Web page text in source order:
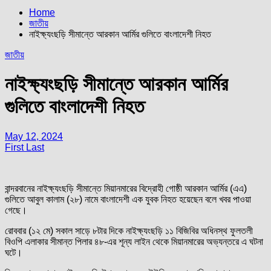
Home
জাতীয়
নাইক্ষ্যংছড়ি সীমান্তে আরকান আর্মির গুলিতে বাংলাদেশী নিহত
জাতীয়
নাইক্ষ্যংছড়ি সীমান্তে আরকান আর্মির
গুলিতে বাংলাদেশী নিহত
May 12, 2024
First Last
বান্দরবানের নাইক্ষ্যংছড়ি সীমান্তে মিয়ানমারের বিদ্রোহী গোষ্ঠী আরকান আর্মির (এএ)
গুলিতে আবুল কালাম (২৮) নামে বাংলাদেশী এক যুবক নিহত হয়েছেন বলে খবর পাওয়া
গেছে।
রোববার (১২ মে) সকাল সাড়ে ৮টার দিকে নাইক্ষ্যংছড়ি ১১ বিজিবির অধিনস্থ ফুলতলী‌
বিওপি এলাকার সীমান্ত পিলার ৪৮-এর শূন্য লাইন থেকে মিয়ানমারের অভ্যন্তরে এ ঘটনা
ঘটে।